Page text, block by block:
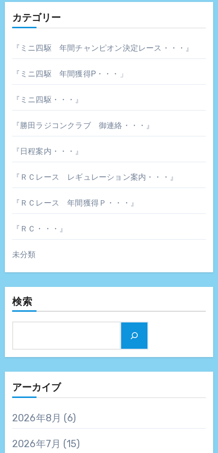
カテゴリー
『ミニ四駆 年間チャンピオン決定レース・・・』
『ミニ四駆 年間獲得P・・・」
『ミニ四駆・・・』
『勝田ラジコンクラブ 御連絡・・・』
『日程案内・・・』
『ＲＣレース レギュレーション案内・・・』
『ＲＣレース 年間獲得Ｐ・・・』
『ＲＣ・・・』
未分類
検索
アーカイブ
2026年8月 (6)
2026年7月 (15)